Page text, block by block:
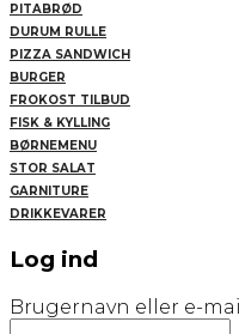
PITABRØD
DURUM RULLE
PIZZA SANDWICH
BURGER
FROKOST TILBUD
FISK & KYLLING
BØRNEMENU
STOR SALAT
GARNITURE
DRIKKEVARER
Log ind
Brugernavn eller e-